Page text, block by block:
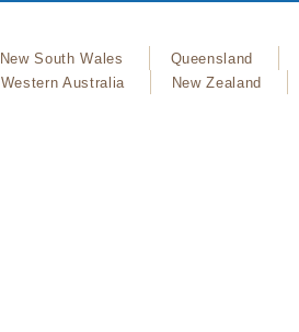
New South Wales Queensland
Western Australia
New Zealand